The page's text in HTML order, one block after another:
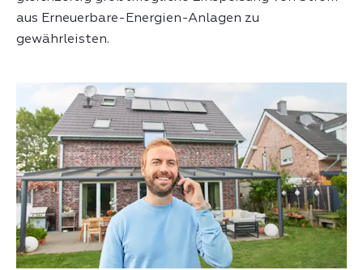
aus Erneuerbare-Energien-Anlagen zu
gewährleisten.